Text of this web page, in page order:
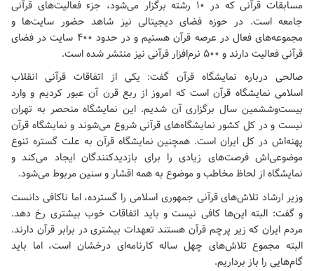
مسابقات قرآنی که در ۱۰ رشته برگزار می‌شود، جزء فعالیت‌های قرآنی
جامعه است. در حوزه فضای دیجیتالی نیز شاهد حضور سایت‌ها و
مجموعه‌های فعال در عرصه قرآن هستیم و در حدود ۴۰۰ سایت در فضای
قرآنی فعالیت دارند و ۵۰۰ نرم‌افزار قرآنی نیز منتشر شده است.
صالحی درباره نمایشگاه قرآن گفت: یکی از اتفاقات قرآنی انقلاب
اسلامی نمایشگاه قرآن است که امروز از ربع قرن آن عبور کردیم و وارد
بیست‌وششمین سال برگزاری آن شدیم. این نمایشگاه منحصر به تهران
نیست و در کل کشور نمایشگاه‌های قرآنی شروع می‌شوند و نمایشگاه قرآن
پهنه‌اش در کل ایران است. همچنین نمایشگاه قرآن به علت گستره تنوع
موضوعی‌اش فرصت‌های زیادی را برای بازدیدکنندگان ایجاد می‌کند و
نمایشگاه از لحاظ مخاطب و موضوع به همه اقشار و سنین مربوط می‌شود.
وزیر ارشاد تلاش‌های قرآنی جمهوری اسلامی را گسترده، اما ناکافی دانست
و گفت: البته این‌ها کافی نیست و باید اتفاقات خوب بیشتری رخ دهد.
مردم ایران که زیر پرچم قرآن هستند تعهدات بیشتری در برابر قرآن دارند.
البته مجموع تلاش‌های چهل ساله کارنامه‌ای درخشان است، اما باید
گام‌هایی را باز برداریم.